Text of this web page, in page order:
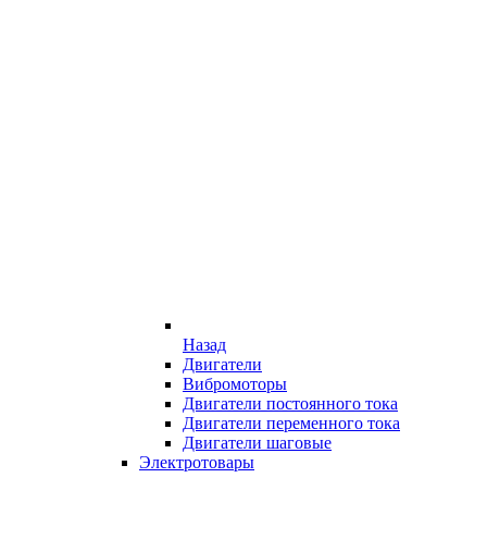
Назад
Двигатели
Вибромоторы
Двигатели постоянного тока
Двигатели переменного тока
Двигатели шаговые
Электротовары